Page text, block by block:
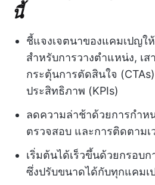
นี้
ชี้แจงเจตนาของแคมเปญใ
สำหรับการวางตำแหน่ง, เ
กระตุ้นการตัดสินใจ
ประสิทธิภาพ (KPIs)
ลดความล่าช้าด้วยการกำ
ตรวจสอบ และการติดตามเ
เริ่มต้นได้เร็วขึ้นด้วยกรอบ
ซึ่งปรับขนาดได้กับทุกแคมเ